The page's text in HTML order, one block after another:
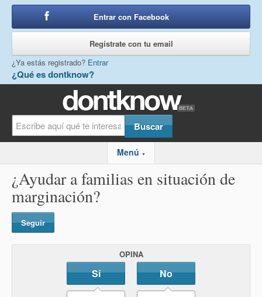
¿Qué es dontknow?
Entrar con Facebook
Regístrate con tu email
¿Ya estás registrado? Entrar
Menú ▼
¿Ayudar a familias en situación de
marginación?
Seguir
OPINA
Sí No